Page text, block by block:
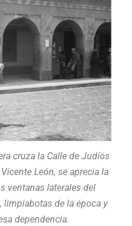
cruza la Calle de Judíos
León, se aprecia la
ventanas laterales del
limpiabotas de la época y
dependencia.